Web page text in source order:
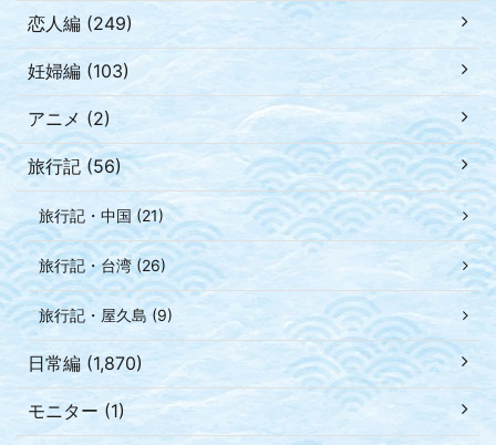
恋人編 (249)
妊婦編 (103)
アニメ (2)
旅行記 (56)
旅行記・中国 (21)
旅行記・台湾 (26)
旅行記・屋久島 (9)
日常編 (1,870)
モニター (1)